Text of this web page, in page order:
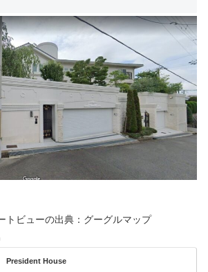
トビューの出典：グーグルマップ
President House